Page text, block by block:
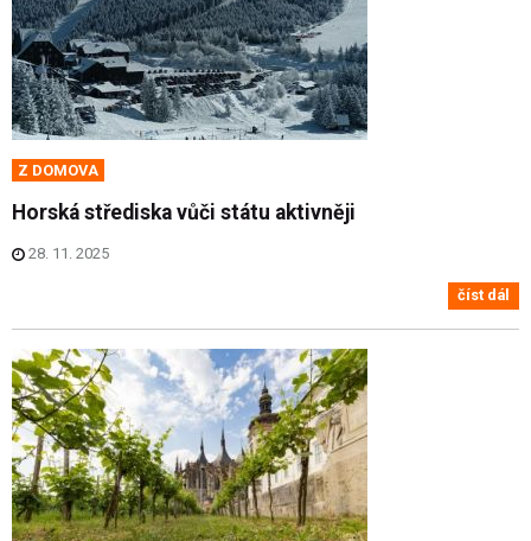
Z DOMOVA
Horská střediska vůči státu aktivněji
28. 11. 2025
číst dál